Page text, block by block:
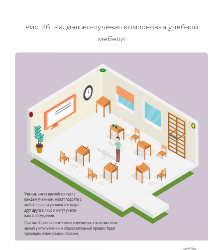
Рис. 3б. Радиально-лучевая компоновка учебной
мебели